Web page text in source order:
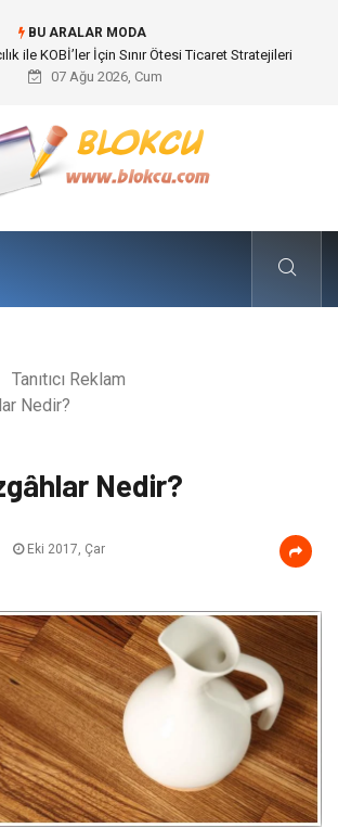
BU ARALAR MODA
ile KOBİ’ler İçin Sınır Ötesi Ticaret Stratejileri
07 Ağu 2026, Cum
Tanıtıcı Reklam
Nedir?
Nedir?
Eki 2017, Çar